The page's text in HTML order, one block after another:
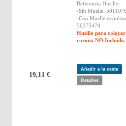
Referencia Husillo:
-Sin Muelle:
-Con Muelle
50275470
Husillo para
corona NO Incluido.
19,11 €
Añadir a la cesta
Detalles